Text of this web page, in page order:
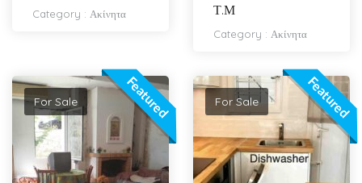
Category : Ακίνητα
Τ.Μ
Category : Ακίνητα
Featured
For Sale Featured
For Sale